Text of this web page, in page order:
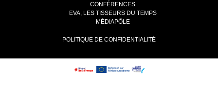
CONFÉRENCES
EVA, LES TISSEURS DU TEMPS
MÉDIAPÔLE
POLITIQUE DE CONFIDENTIALITÉ